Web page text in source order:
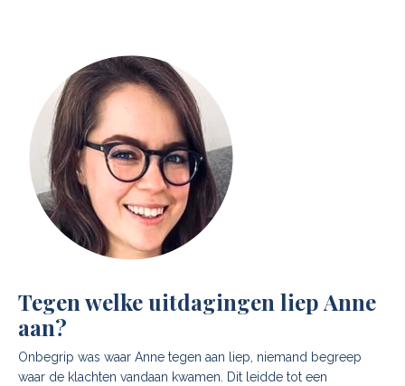
Tegen welke uitdagingen liep Anne
aan?
Onbegrip was waar Anne tegen aan liep, niemand begreep
waar de klachten vandaan kwamen. Dit leidde tot een